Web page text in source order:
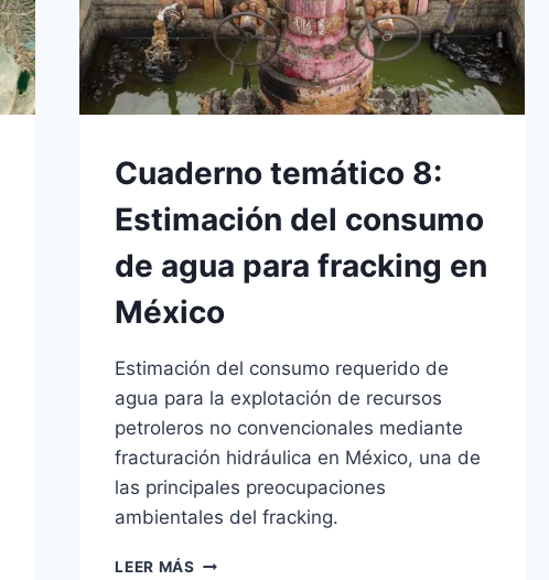
Cuaderno temático 8:
Estimación del consumo
de agua para fracking en
México
Estimación del consumo requerido de
agua para la explotación de recursos
petroleros no convencionales mediante
fracturación hidráulica en México, una de
las principales preocupaciones
ambientales del fracking.
LEER MÁS CUADERNO